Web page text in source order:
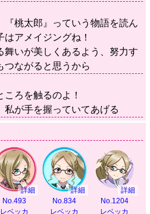
『桃太郎』っていう物語を読ん
アメイジングね！
舞いが美しくあるよう、努力す
つながると思うから
ろを触るのよ！
私が手を握っていてあげる
詳細
No.493
レベッカ
詳細
No.834
レベッカ
詳細
No.1204
レベッカ